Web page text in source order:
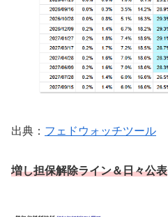
出典： フェドウォッチツール
増し担保解除ライン＆日々公表